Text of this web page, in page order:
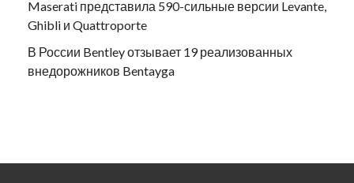
Maserati представила 590-сильные версии Levante,
Ghibli и Quattroporte
В России Bentley отзывает 19 реализованных
внедорожников Bentayga